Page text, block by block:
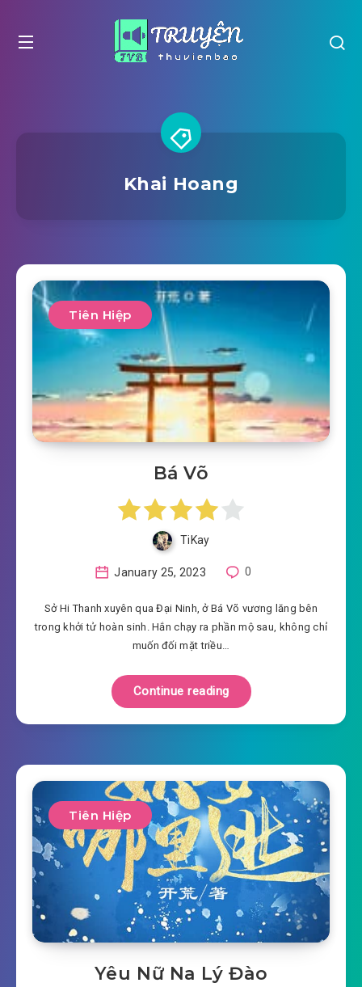
Khai Hoang
Tiên Hiệp
Bá Võ
TiKay
January 25, 2023 0
Sở Hi Thanh xuyên qua Đại Ninh, ở Bá Võ vương lăng bên
trong khởi tử hoàn sinh. Hắn chạy ra phần mộ sau, không chỉ
muốn đối mặt triều…
Continue reading
Tiên Hiệp
Yêu Nữ Na Lý Đào